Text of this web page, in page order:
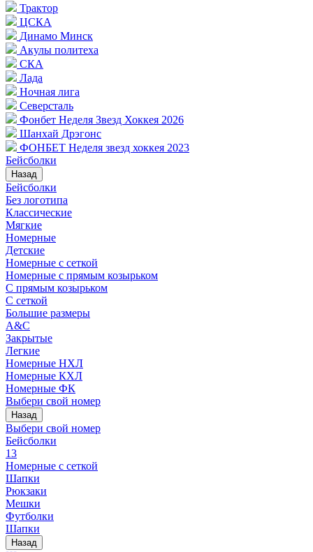
Трактор
ЦСКА
Динамо Минск
Акулы политеха
СКА
Лада
Ночная лига
Северсталь
Фонбет Неделя Звезд Хоккея 2026
Шанхай Дрэгонс
ФОНБЕТ Неделя звезд хоккея 2023
Бейсболки
Назад
Бейсболки
Без логотипа
Классические
Мягкие
Номерные
Детские
Номерные с сеткой
Номерные с прямым козырьком
С прямым козырьком
С сеткой
Большие размеры
A&C
Закрытые
Легкие
Номерные НХЛ
Номерные КХЛ
Номерные ФК
Выбери свой номер
Назад
Выбери свой номер
Бейсболки
13
Номерные с сеткой
Шапки
Рюкзаки
Мешки
Футболки
Шапки
Назад